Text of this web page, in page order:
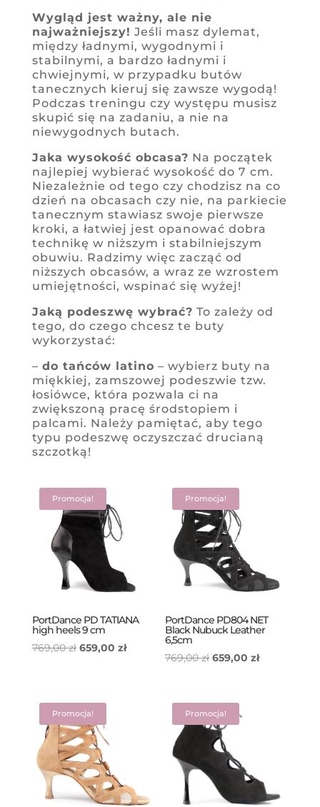
Wygląd jest ważny, ale nie
najważniejszy! Jeśli masz dylemat,
między ładnymi, wygodnymi i
stabilnymi, a bardzo ładnymi i
chwiejnymi, w przypadku butów
tanecznych kieruj się zawsze wygodą!
Podczas treningu czy występu musisz
skupić się na zadaniu, a nie na
niewygodnych butach.
Jaka wysokość obcasa? Na początek
najlepiej wybierać wysokość do 7 cm.
Niezależnie od tego czy chodzisz na co
dzień na obcasach czy nie, na parkiecie
tanecznym stawiasz swoje pierwsze
kroki, a łatwiej jest opanować dobra
technikę w niższym i stabilniejszym
obuwiu. Radzimy więc zacząć od
niższych obcasów, a wraz ze wzrostem
umiejętności, wspinać się wyżej!
Jaką podeszwę wybrać? To zależy od
tego, do czego chcesz te buty
wykorzystać:
– do tańców latino – wybierz buty na
miękkiej, zamszowej podeszwie tzw.
łosiówce, która pozwala ci na
zwiększoną pracę środstopiem i
palcami. Należy pamiętać, aby tego
typu podeszwę oczyszczać drucianą
szczotką!
Promocja!
PortDance PD TATIANA
high heels 9 cm
769,00zł Pierwotna
659,00 złAktualna
Promocja!
PortDance PD804 NET
Black Nubuck Leather
6,5cm
769,00zł Pierwotna
769,00 zł.
659,00złAktualna
Promocja! Promocja!